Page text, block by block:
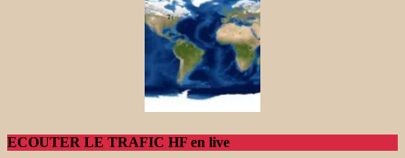
ECOUTER LE TRAFIC HF en live